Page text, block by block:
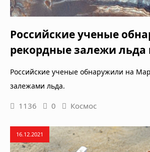
Российские ученые
рекордные залежи льда
Российские ученые обнаружили на
залежами льда.
1136 0 Космос
16.12.2021